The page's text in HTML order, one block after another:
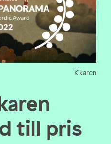
Kikaren
till pris